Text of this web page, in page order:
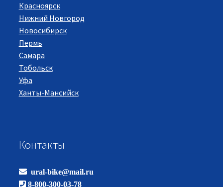
Красноярск
Нижний Новгород
Новосибирск
Пермь
Самара
Тобольск
Уфа
Ханты-Мансийск
Контакты
ural-bike@mail.ru
8-800-300-03-78